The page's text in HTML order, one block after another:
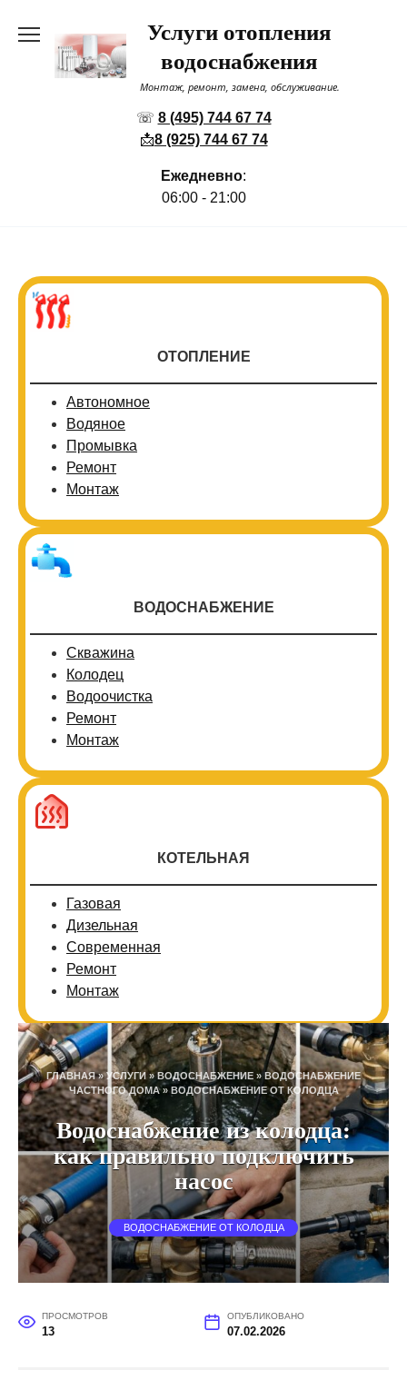
содержанию
Услуги отопления
водоснабжения
Монтаж, ремонт, замена, обслуживание.
☏ 8 (495) 744 67 74
📩8 (925) 744 67 74
Ежедневно:
06:00 - 21:00
ОТОПЛЕНИЕ
Автономное
Водяное
Промывка
Ремонт
Монтаж
ВОДОСНАБЖЕНИЕ
Скважина
Колодец
Водоочистка
Ремонт
Монтаж
КОТЕЛЬНАЯ
Газовая
Дизельная
Современная
Ремонт
Монтаж
ГЛАВНАЯ»УСЛУГИ » ВОДОСНАБЖЕНИЕ » ВОДОСНАБЖЕНИЕ
ЧАСТНОГО ДОМА» ВОДОСНАБЖЕНИЕ ОТ КОЛОДЦА
Водоснабжение из колодца:
как правильно подключить
насос
ВОДОСНАБЖЕНИЕ ОТ КОЛОДЦА
ПРОСМОТРОВ
13
ОПУБЛИКОВАНО
07.02.2026